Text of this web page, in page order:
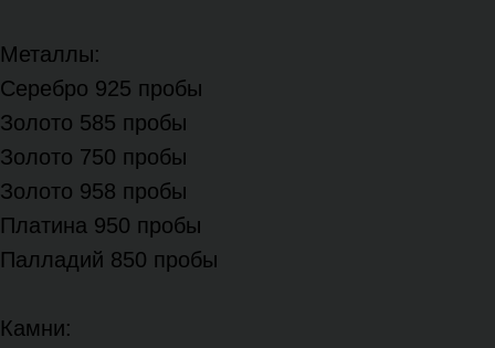
Металлы:
Серебро 925 пробы
Золото 585 пробы
Золото 750 пробы
Золото 958 пробы
Платина 950 пробы
Палладий 850 пробы
Камни: